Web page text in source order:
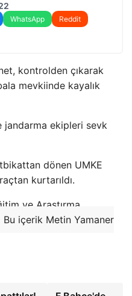
WhatsApp
Reddit
kontrolden çıkarak
mevkiinde kayalık
jandarma ekipleri sevk
dönen UMKE
kurtarıldı.
ve Araştırma
Bu içerik Metin Yamaner